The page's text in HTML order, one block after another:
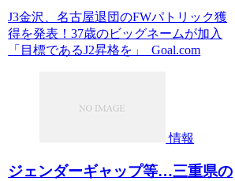
J3金沢、名古屋退団のFWパトリック獲
得を発表！37歳のビッグネームが加入
「目標であるJ2昇格を」 Goal.com
情報
ジェンダーギャップ等…三重県の